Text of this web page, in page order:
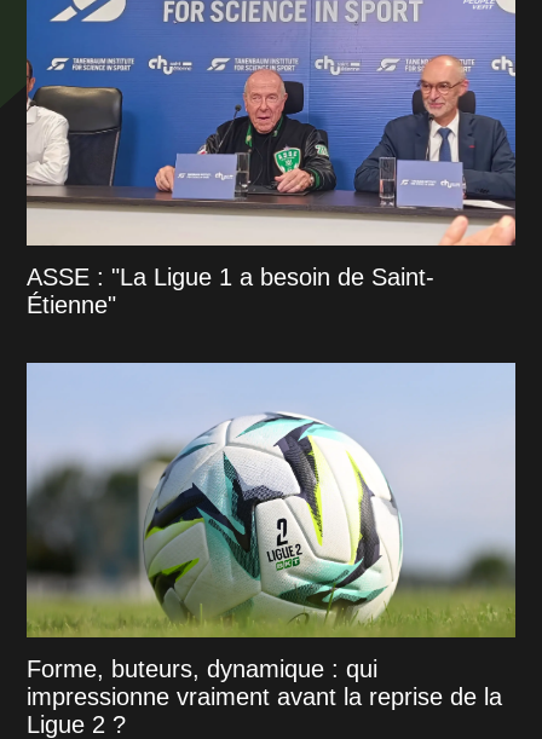
ASSE : "La Ligue 1 a besoin de Saint-
Étienne"
Forme, buteurs, dynamique : qui
impressionne vraiment avant la reprise de la
Ligue 2 ?